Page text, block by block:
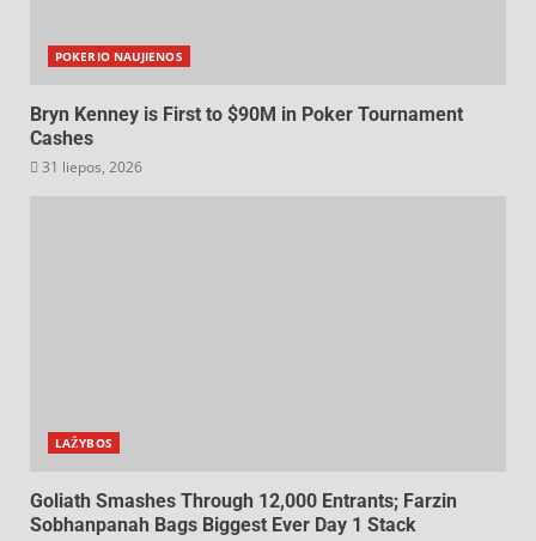
POKERIO NAUJIENOS
Bryn Kenney is First to $90M in Poker Tournament
Cashes
31 liepos, 2026
LAŽYBOS
Goliath Smashes Through 12,000 Entrants; Farzin
Sobhanpanah Bags Biggest Ever Day 1 Stack